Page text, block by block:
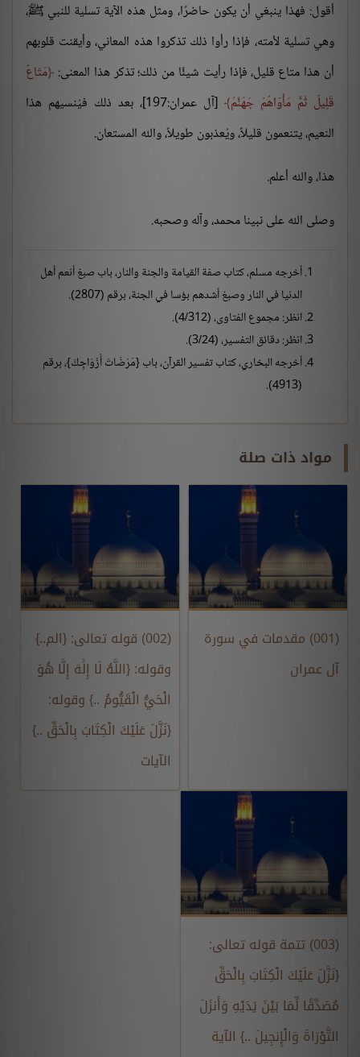
أقول: فهذا ينبغي أن يكون حاضرًا، ومثل هذه الآية تسلية للنبي ﷺ،
وهي تسلية لأمته، فإذا رأوا ذلك تذكروا هذه المعاني، وأيقنت قلوبهم
أن هذا متاع قليل، فإذا رأيت شيئًا من ذلك؛ تذكر هذا المعنى: مَتَاعٌ
قَلِيلٌ ثُمَّ مَأْوَاهُمْ جَهَنَّمُ
[آل عمران:197]، بعد ذلك فيُنسيهم هذا
النعيم، يتنعمون قليلاً، ويُعذبون طويلاً، والله المستعان.
هذا، والله أعلم.
وصلى الله على نبينا محمد، وآله وصحبه.
أخرجه مسلم، كتاب صفة القيامة والجنة والنار، باب صبغ أنعم أهل
الدنيا في النار وصبغ أشدهم بؤسا في الجنة، برقم (2807).
انظر: مجموع الفتاوى، (4/312).
انظر: دقائق التفسير، (3/24).
أخرجه البخاري، كتاب تفسير القرآن، باب {مَرْضَاتَ أَزْوَاجِكَ}، برقم
(4913).
مواد ذات صلة
(001) مقدمات في سورة
آل عمران
(002) قوله تعالى: {الم..}
وقوله: {اللَّهُ لَا إِلَٰهَ إِلَّا هُوَ
الْحَيُّ الْقَيُّومُ ..} وقوله:
{نَزَّلَ عَلَيْكَ الْكِتَابَ بِالْحَقِّ ..}
الآيات
(003) تتمة قوله تعالى:
{نَزَّلَ عَلَيْكَ الْكِتَابَ بِالْحَقِّ
مُصَدِّقًا لِّمَا بَيْنَ يَدَيْهِ وَأَنزَلَ
التَّوْرَاةَ وَالْإِنجِيلَ ..} الآية